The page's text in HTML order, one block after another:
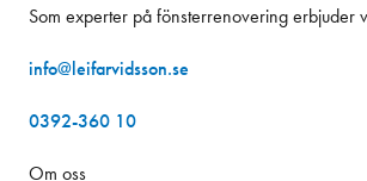
Som experter på fönsterrenovering erbjuder
info@leifarvidsson.se
0392-360 10
Om oss